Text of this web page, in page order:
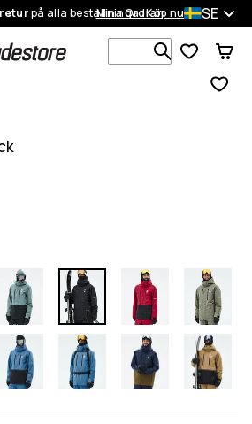
på alla beställningarKöp nu
Mina Ordrar SE
Sök bland
5